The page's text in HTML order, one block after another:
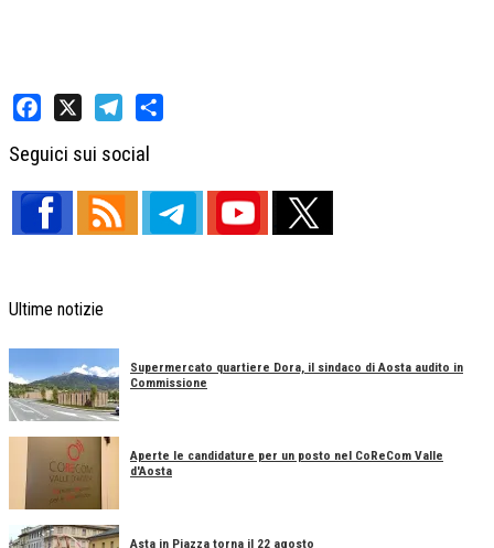
Seguici sui social
Ultime notizie
Supermercato quartiere Dora, il sindaco di Aosta audito in
Commissione
Aperte le candidature per un posto nel CoReCom Valle
d'Aosta
Asta in Piazza torna il 22 agosto